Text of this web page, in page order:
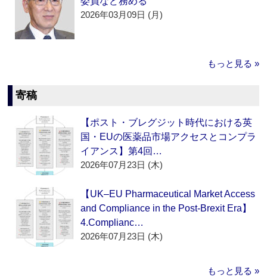
2026年03月09日 (月)
もっと見る »
寄稿
【ポスト・ブレグジット時代における英
国・EUの医薬品市場アクセスとコンプラ
イアンス】第4回…
2026年07月23日 (木)
【UK–EU Pharmaceutical Market Access
and Compliance in the Post-Brexit Era】
4.Complianc…
2026年07月23日 (木)
もっと見る »